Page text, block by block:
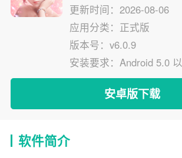
更新时间：2026-08-06
应用分类：正式版
版本号：v6.0.9
安装要求：Android 5.0
安卓版下载
软件简介